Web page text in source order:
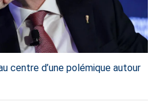
centre d’une polémique autour